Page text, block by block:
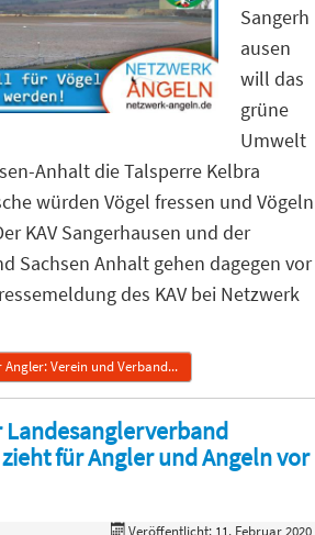
Sangerh
ausen
will das
grüne
Umwelt
Anhalt die Talsperre Kelbra
würden Vögel fressen und Vögeln
KAV Sangerhausen und der
Sachsen Anhalt gehen dagegen vor
des KAV bei Netzwerk
Verein und Verband...
Landesanglerverband
für Angler und Angeln vor